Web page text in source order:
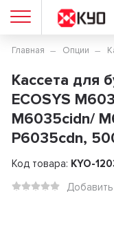
Главная Опции
Кассета для
ECOSYS
M6035cidn/
P6035cdn,
Код товара: KYO-